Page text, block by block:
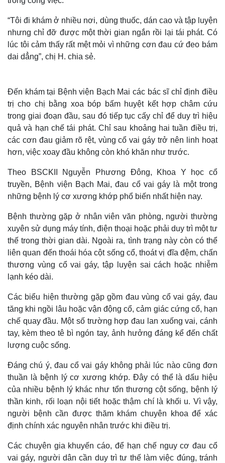
Thế giới
Quan sát
Cuộc sống đó đây
Hồ sơ
Multimedia
Video
Ảnh
“Tôi đi khám ở nhiều nơi, dùng thuốc, dán cao và tập luyện
nhưng chỉ đỡ được một thời gian ngắn rồi lại tái phát. Có
lúc tôi cảm thấy rất mệt mỏi vì những cơn đau cứ đeo bám
dai dẳng”, chị H. chia sẻ.
Đến khám tại Bệnh viện Bạch Mai các bác sĩ chỉ định điều
trị cho chị bằng xoa bóp bấm huyệt kết hợp châm cứu
trong giai đoạn đầu, sau đó tiếp tục cấy chỉ để duy trì hiệu
quả và hạn chế tái phát. Chỉ sau khoảng hai tuần điều trị,
các cơn đau giảm rõ rệt, vùng cổ vai gáy trở nên linh hoạt
hơn, việc xoay đầu không còn khó khăn như trước.
Theo BSCKII Nguyễn Phương Đông, Khoa Y học cổ
truyền, Bệnh viện Bạch Mai, đau cổ vai gáy là một trong
những bệnh lý cơ xương khớp phổ biến nhất hiện nay.
Bệnh thường gặp ở nhân viên văn phòng, người thường
xuyên sử dụng máy tính, điện thoại hoặc phải duy trì một tư
thế trong thời gian dài. Ngoài ra, tình trạng này còn có thể
liên quan đến thoái hóa cột sống cổ, thoát vị đĩa đệm, chấn
thương vùng cổ vai gáy, tập luyện sai cách hoặc nhiễm
lạnh kéo dài.
Các biểu hiện thường gặp gồm đau vùng cổ vai gáy, đau
tăng khi ngồi lâu hoặc vận động cổ, cảm giác cứng cổ, hạn
chế quay đầu. Một số trường hợp đau lan xuống vai, cánh
tay, kèm theo tê bì ngón tay, ảnh hưởng đáng kể đến chất
lượng cuộc sống.
Đáng chú ý, đau cổ vai gáy không phải lúc nào cũng đơn
thuần là bệnh lý cơ xương khớp. Đây có thể là dấu hiệu
của nhiều bệnh lý khác như tổn thương cột sống, bệnh lý
thần kinh, rối loạn nội tiết hoặc thậm chí là khối u. Vì vậy,
người bệnh cần được thăm khám chuyên khoa để xác
định chính xác nguyên nhân trước khi điều trị.
Các chuyên gia khuyến cáo, để hạn chế nguy cơ đau cổ
vai gáy, người dân cần duy trì tư thế làm việc đúng, tránh